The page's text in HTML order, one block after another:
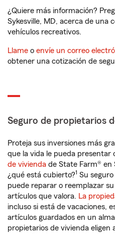
¿Quiere más información?
Sykesville, MD, acerca de una
vehículos recreativos.
Llame o envíe un correo
obtener una cotización de
Seguro de propietarios
Proteja sus inversiones más
que la vida le pueda presentar
de vivienda de State Farm® en
¿qué está cubierto?1 Su
puede reparar o reemplazar
artículos que valora. La
incluso si está de vacaciones,
artículos guardados en un
propietarios de vivienda eligen